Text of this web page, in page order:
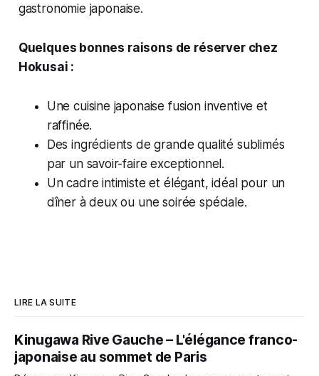
gastronomie japonaise.
Quelques bonnes raisons de réserver chez
Hokusai :
Une cuisine japonaise fusion inventive et
raffinée.
Des ingrédients de grande qualité sublimés
par un savoir-faire exceptionnel.
Un cadre intimiste et élégant, idéal pour un
dîner à deux ou une soirée spéciale.
LIRE LA SUITE
Kinugawa Rive Gauche – L'élégance franco-
japonaise au sommet de Paris